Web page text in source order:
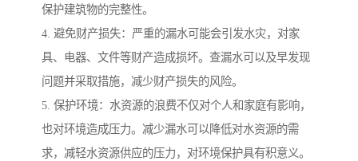
保护建筑物的完整性。
4. 避免财产损失：严重的漏水可能会引发水灾，对家
具、电器、文件等财产造成损坏。查漏水可以及早发现
问题并采取措施，减少财产损失的风险。
5. 保护环境：水资源的浪费不仅对个人和家庭有影响，
也对环境造成压力。减少漏水可以降低对水资源的需
求，减轻水资源供应的压力，对环境保护具有积意义。